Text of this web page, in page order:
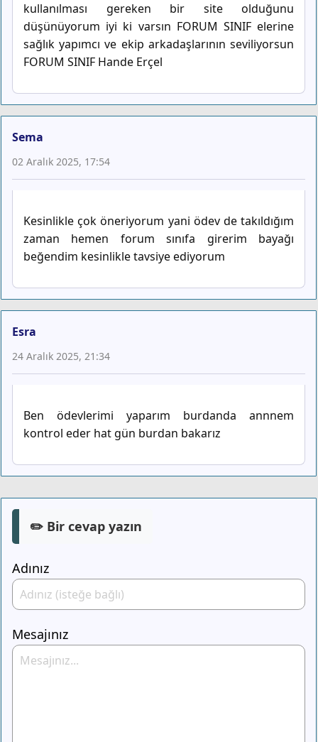
kullanılması gereken bir site olduğunu
düşünüyorum iyi ki varsın FORUM SINIF elerine
sağlık yapımcı ve ekip arkadaşlarının seviliyorsun
FORUM SINIF Hande Erçel
Sema
02 Aralık 2025, 17:54
Kesinlikle çok öneriyorum yani ödev de takıldığım
zaman hemen forum sınıfa girerim bayağı
beğendim kesinlikle tavsiye ediyorum
Esra
24 Aralık 2025, 21:34
Ben ödevlerimi yaparım burdanda annnem
kontrol eder hat gün burdan bakarız
✏️ Bir cevap yazın
Adınız
Mesajınız